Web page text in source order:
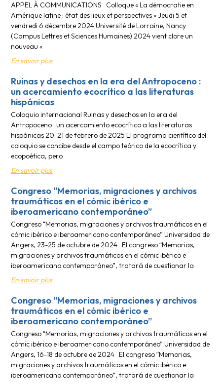
APPEL À COMMUNICATIONS Colloque « La démocratie en
Amérique latine : état des lieux et perspectives » Jeudi 5 et
vendredi 6 décembre 2024 Université de Lorraine, Nancy
(Campus Lettres et Sciences Humaines) 2024 vient clore un
nouveau «
En savoir plus
Ruinas y desechos en la era del Antropoceno :
un acercamiento ecocrítico a las literaturas
hispánicas
Coloquio internacional Ruinas y desechos en la era del
Antropoceno : un acercamiento ecocrítico a las literaturas
hispánicas 20-21 de febrero de 2025 El programa científico del
coloquio se concibe desde el campo teórico de la ecocrítica y
ecopoética, pero
En savoir plus
Congreso “Memorias, migraciones y archivos
traumáticos en el cómic ibérico e
iberoamericano contemporáneo”
Congreso “Memorias, migraciones y archivos traumáticos en el
cómic ibérico e iberoamericano contemporáneo” Universidad de
Angers, 23-25 de octubre de 2024 El congreso “Memorias,
migraciones y archivos traumáticos en el cómic ibérico e
iberoamericano contemporáneo”, tratará de cuestionar la
En savoir plus
Congreso “Memorias, migraciones y archivos
traumáticos en el cómic ibérico e
iberoamericano contemporáneo”
Congreso “Memorias, migraciones y archivos traumáticos en el
cómic ibérico e iberoamericano contemporáneo” Universidad de
Angers, 16-18 de octubre de 2024 El congreso “Memorias,
migraciones y archivos traumáticos en el cómic ibérico e
iberoamericano contemporáneo”, tratará de cuestionar la